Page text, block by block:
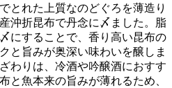
とれた上質なのどぐろを薄造り
沖折昆布で丹念に〆ました。脂
にすることで、香り高い昆布の
と旨みが奥深い味わいを醸しま
わりは、冷酒や吟醸酒におすす
と魚本来の旨みが薄れるため、